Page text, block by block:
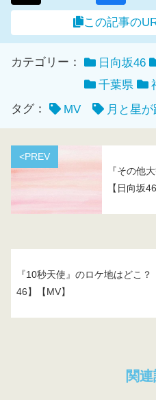
この記事の
カテゴリー： 日向坂46
千葉県
タグ：
MV 月と星
<PREV
『その他
【日向坂
『10秒天使』のロケ地はどこ？
46】【MV】
関